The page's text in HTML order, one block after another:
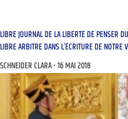
LIBRE JOURNAL DE LA LIBERTÉ DE PENSER
LIBRE ARBITRE DANS L’ÉCRITURE DE NOTRE
SCHNEIDER CLARA 16 MAI 2018